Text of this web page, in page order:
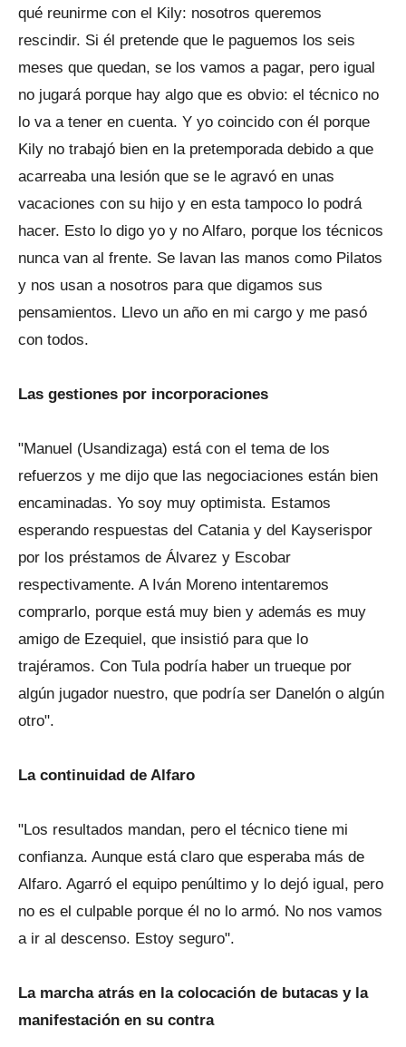
qué reunirme con el Kily: nosotros queremos
rescindir. Si él pretende que le paguemos los seis
meses que quedan, se los vamos a pagar, pero igual
no jugará porque hay algo que es obvio: el técnico no
lo va a tener en cuenta. Y yo coincido con él porque
Kily no trabajó bien en la pretemporada debido a que
acarreaba una lesión que se le agravó en unas
vacaciones con su hijo y en esta tampoco lo podrá
hacer. Esto lo digo yo y no Alfaro, porque los técnicos
nunca van al frente. Se lavan las manos como Pilatos
y nos usan a nosotros para que digamos sus
pensamientos. Llevo un año en mi cargo y me pasó
con todos.
Las gestiones por incorporaciones
"Manuel (Usandizaga) está con el tema de los
refuerzos y me dijo que las negociaciones están bien
encaminadas. Yo soy muy optimista. Estamos
esperando respuestas del Catania y del Kayserispor
por los préstamos de Álvarez y Escobar
respectivamente. A Iván Moreno intentaremos
comprarlo, porque está muy bien y además es muy
amigo de Ezequiel, que insistió para que lo
trajéramos. Con Tula podría haber un trueque por
algún jugador nuestro, que podría ser Danelón o algún
otro".
La continuidad de Alfaro
"Los resultados mandan, pero el técnico tiene mi
confianza. Aunque está claro que esperaba más de
Alfaro. Agarró el equipo penúltimo y lo dejó igual, pero
no es el culpable porque él no lo armó. No nos vamos
a ir al descenso. Estoy seguro".
La marcha atrás en la colocación de butacas y la
manifestación en su contra